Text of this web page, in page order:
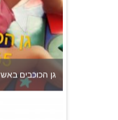
גן הכוכבים